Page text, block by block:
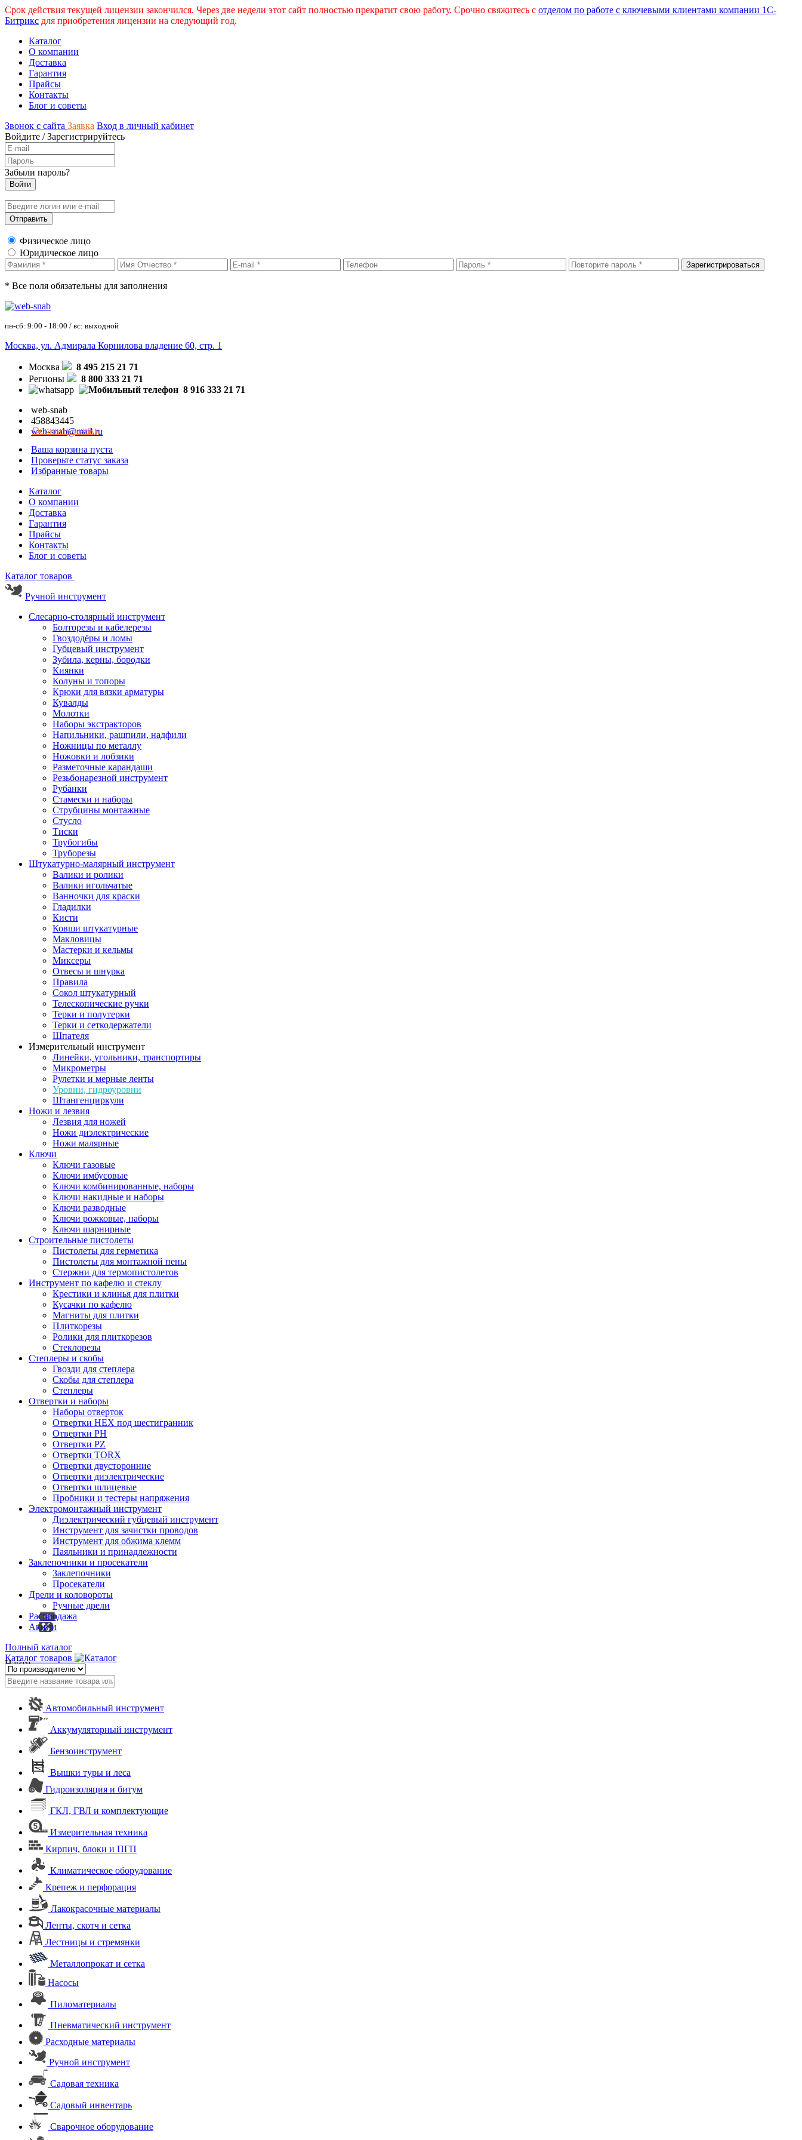
Срок действия текущей лицензии закончился. Через две недели этот сайт полностью прекратит свою работу. Срочно свяжитесь с отделом по работе с ключевыми клиентами компании 1С-
Битрикс для приобретения лицензии на следующий год.
Каталог
О компании
Доставка
Гарантия
Прайсы
Контакты
Блог и советы
Звонок с сайта Заявка Вход в личный кабинет
Войдите /Зарегистрируйтесь
Забыли пароль?
Физическое лицо
Юридическое лицо
* Все поля обязательны для заполнения
пн-сб: 9:00 - 18:00 / вс: выходной
Москва, ул. Адмирала Корнилова владение 60, стр. 1
Москва
8 495 215 21 71
Регионы
8 800 333 21 71
8 916 333 21 71
web-snab
458843445
web-snab@mail.ru
Оставить заявку
Ваша корзина пуста
Проверьте статус заказа
Избранные товары
Каталог
О компании
Доставка
Гарантия
Прайсы
Контакты
Блог и советы
Каталог товаров
Ручной инструмент
Слесарно-столярный инструмент
Болторезы и кабелерезы
Гвоздодёры и ломы
Губцевый инструмент
Зубила, керны, бородки
Киянки
Колуны и топоры
Крюки для вязки арматуры
Кувалды
Молотки
Наборы экстракторов
Напильники, рашпили, надфили
Ножницы по металлу
Ножовки и лобзики
Разметочные карандаши
Резьбонарезной инструмент
Рубанки
Стамески и наборы
Струбцины монтажные
Стусло
Тиски
Трубогибы
Труборезы
Штукатурно-малярный инструмент
Валики и ролики
Валики игольчатые
Ванночки для краски
Гладилки
Кисти
Ковши штукатурные
Макловицы
Мастерки и кельмы
Миксеры
Отвесы и шнурка
Правила
Сокол штукатурный
Телескопические ручки
Терки и полутерки
Терки и сеткодержатели
Шпателя
Измерительный инструмент
Линейки, угольники, транспортиры
Микрометры
Рулетки и мерные ленты
Уровни, гидроуровни
Штангенциркули
Ножи и лезвия
Лезвия для ножей
Ножи диэлектрические
Ножи малярные
Ключи
Ключи газовые
Ключи имбусовые
Ключи комбинированные, наборы
Ключи накидные и наборы
Ключи разводные
Ключи рожковые, наборы
Ключи шарнирные
Строительные пистолеты
Пистолеты для герметика
Пистолеты для монтажной пены
Стержни для термопистолетов
Инструмент по кафелю и стеклу
Крестики и клинья для плитки
Кусачки по кафелю
Магниты для плитки
Плиткорезы
Ролики для плиткорезов
Стеклорезы
Степлеры и скобы
Гвозди для степлера
Скобы для степлера
Степлеры
Отвертки и наборы
Наборы отверток
Отвертки HEX под шестигранник
Отвертки PH
Отвертки PZ
Отвертки TORX
Отвертки двусторонние
Отвертки диэлектрические
Отвертки шлицевые
Пробники и тестеры напряжения
Электромонтажный инструмент
Диэлектрический губцевый инструмент
Инструмент для зачистки проводов
Инструмент для обжима клемм
Паяльники и принадлежности
Заклепочники и просекатели
Заклепочники
Просекатели
Дрели и коловороты
Ручные дрели
Распродажа
Акции
Полный каталог
Каталог товаров
Найти
Автомобильный инструмент
Аккумуляторный инструмент
Бензоинструмент
Вышки туры и леса
Гидроизоляция и битум
ГКЛ, ГВЛ и комплектующие
Измерительная техника
Кирпич, блоки и ПГП
Климатическое оборудование
Крепеж и перфорация
Лакокрасочные материалы
Ленты, скотч и сетка
Лестницы и стремянки
Металлопрокат и сетка
Насосы
Пиломатериалы
Пневматический инструмент
Расходные материалы
Ручной инструмент
Садовая техника
Садовый инвентарь
Сварочное оборудование